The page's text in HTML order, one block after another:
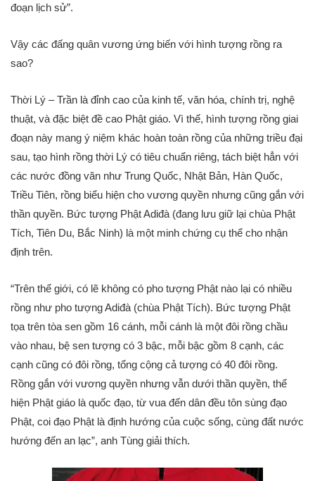
đoạn lịch sử”.
Vậy các đấng quân vương ứng biến với hình tượng rồng ra
sao?
Thời Lý – Trần là đỉnh cao của kinh tế, văn hóa, chính trị, nghệ
thuật, và đặc biệt đề cao Phật giáo. Vì thế, hình tượng rồng giai
đoạn này mang ý niệm khác hoàn toàn rồng của những triều đại
sau, tạo hình rồng thời Lý có tiêu chuẩn riêng, tách biệt hẳn với
các nước đồng văn như Trung Quốc, Nhật Bản, Hàn Quốc,
Triều Tiên, rồng biểu hiện cho vương quyền nhưng cũng gắn với
thần quyền. Bức tượng Phật Adiđà (đang lưu giữ lại chùa Phật
Tích, Tiên Du, Bắc Ninh) là một minh chứng cụ thể cho nhận
định trên.
“Trên thế giới, có lẽ không có pho tượng Phật nào lại có nhiều
rồng như pho tượng Adiđà (chùa Phật Tích). Bức tượng Phật
tọa trên tòa sen gồm 16 cánh, mỗi cánh là một đôi rồng chầu
vào nhau, bệ sen tượng có 3 bậc, mỗi bậc gồm 8 cạnh, các
cạnh cũng có đôi rồng, tổng cộng cả tượng có 40 đôi rồng.
Rồng gắn với vương quyền nhưng vẫn dưới thần quyền, thể
hiện Phật giáo là quốc đạo, từ vua đến dân đều tôn sùng đạo
Phật, coi đạo Phật là định hướng của cuộc sống, cùng đất nước
hướng đến an lạc”, anh Tùng giải thích.